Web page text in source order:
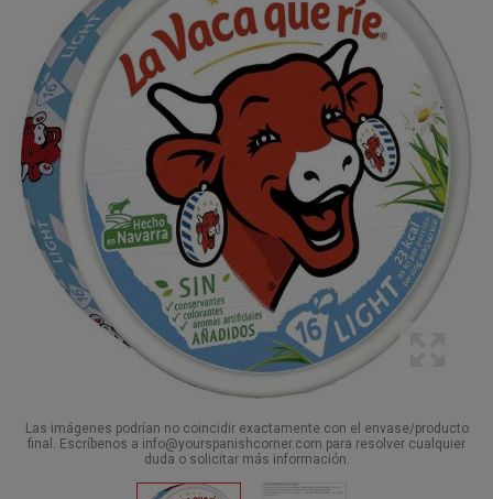
Las imágenes podrían no coincidir exactamente con el envase/producto
final. Escríbenos a info@yourspanishcorner.com para resolver cualquier
duda o solicitar más información.